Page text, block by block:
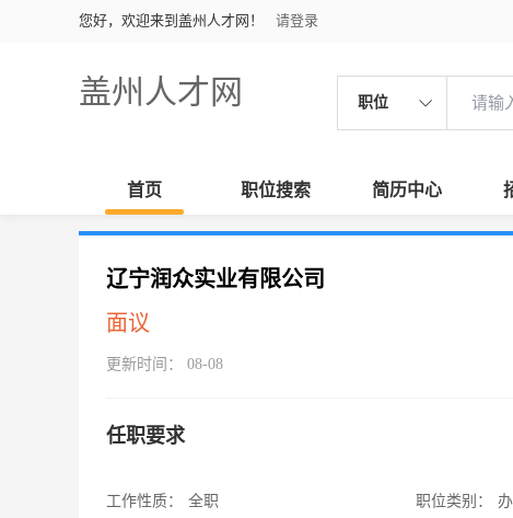
您好，欢迎来到盖州人才网！ 请登录
盖州人才网 职位
首页 职位搜索 简历中心
辽宁润众实业有限公司
面议
更新时间： 08-08
任职要求
工作性质：
全职
职位类别：